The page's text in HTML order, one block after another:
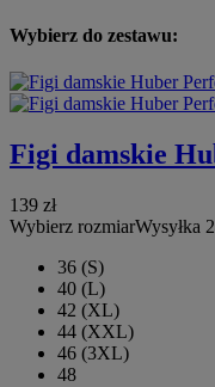
Wybierz do zestawu:
Figi damskie
139 zł
Wybierz rozmiarWysyłka
36 (S)
40 (L)
42 (XL)
44 (XXL)
46 (3XL)
48